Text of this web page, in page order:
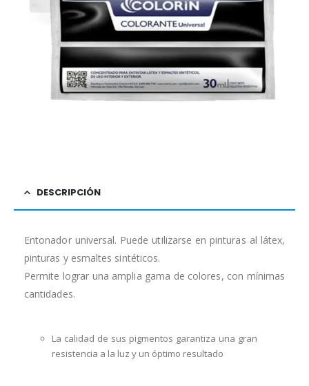
DESCRIPCIÓN
Entonador universal. Puede utilizarse en pinturas al látex,
pinturas y esmaltes sintéticos.
Permite lograr una amplia gama de colores, con mínimas
cantidades.
La calidad de sus pigmentos garantiza una gran
resistencia a la luz y un óptimo resultado